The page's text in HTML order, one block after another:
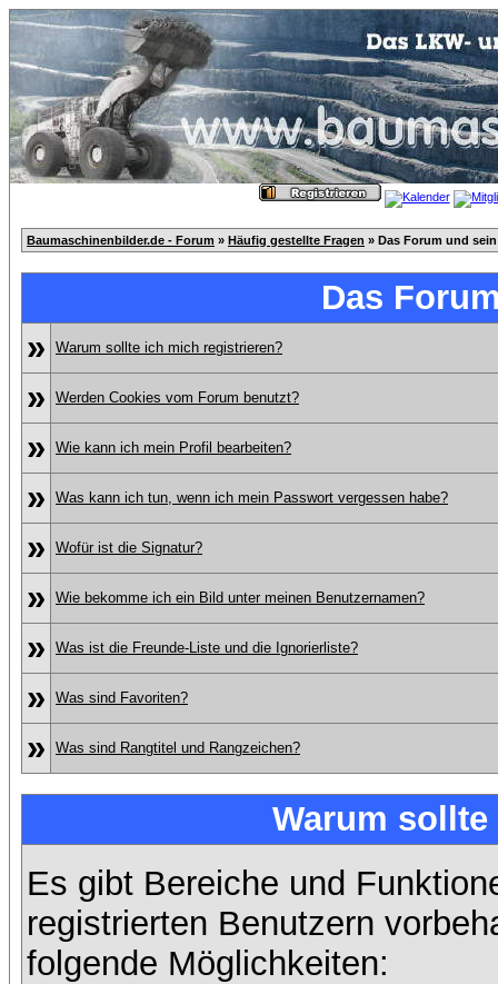
Baumaschinenbilder.de - Forum » Häufig gestellte Fragen » Das Forum und
Das
»
Warum sollte ich mich registrieren?
» Werden Cookies vom Forum benutzt?
» Wie kann ich mein Profil bearbeiten?
» Was kann ich tun, wenn ich mein Passwort vergessen habe?
» Wofür ist die Signatur?
» Wie bekomme ich ein Bild unter meinen Benutzernamen?
» Was ist die Freunde-Liste und die Ignorierliste?
» Was sind Favoriten?
» Was sind Rangtitel und Rangzeichen?
Warum
Es gibt Bereiche und
registrierten Benutzern
folgende Möglichkeiten: